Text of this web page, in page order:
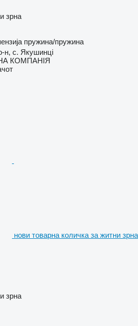
зрна
пружина/пружина
н, с. Якушинці
КОМПАНІЯ
нови товарна количка за житни зрна
зрна